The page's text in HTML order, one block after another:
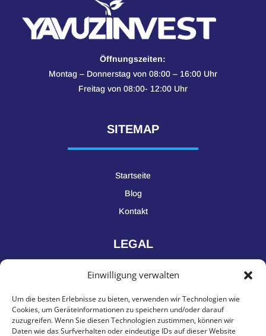
Einwilligung verwalten
Um die besten Erlebnisse zu bieten, verwenden wir Technologien wie
Cookies, um Geräteinformationen zu speichern und/oder darauf
zuzugreifen. Wenn Sie diesen Technologien zustimmen, können wir
Daten wie das Surfverhalten oder eindeutige IDs auf dieser Website
Öffnungszeiten:
Montag – Donnerstag von 08:00 – 16:00 Uhr
Freitag von 08:00- 12:00 Uhr
SITEMAP
Startseite
Blog
Kontakt
LEGAL
Datenschutz